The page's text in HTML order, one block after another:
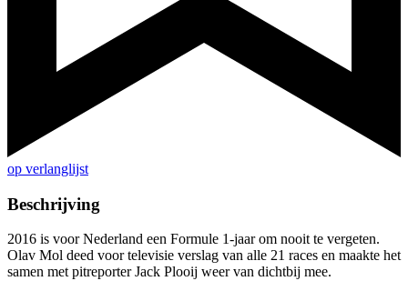
op verlanglijst
Beschrijving
2016 is voor Nederland een Formule 1-jaar om nooit te vergeten.
Olav Mol deed voor televisie verslag van alle 21 races en maakte het
samen met pitreporter Jack Plooij weer van dichtbij mee.